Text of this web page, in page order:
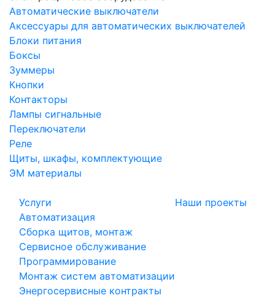
Автоматические выключатели
Аксессуары для автоматических выключателей
Блоки питания
Боксы
Зуммеры
Кнопки
Контакторы
Лампы сигнальные
Переключатели
Реле
Щиты, шкафы, комплектующие
ЭМ материалы
Услуги
Автоматизация
Сборка щитов, монтаж
Сервисное обслуживание
Программирование
Монтаж систем автоматизации
Энергосервисные контракты
Наши проекты